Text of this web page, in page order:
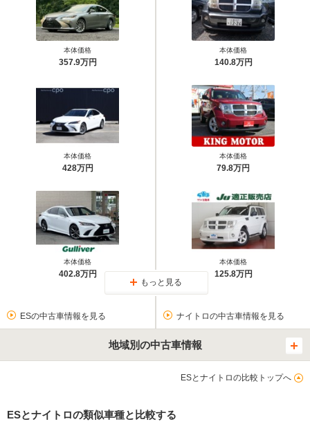
本体価格
357.9万円
本体価格
428万円
本体価格
402.8万円
本体価格
140.8万円
本体価格
79.8万円
本体価格
125.8万円
もっと見る
ESの中古車情報を見る ナイトロの中古車情報を見る
地域別の中古車情報
ESとナイトロの比較トップへ
ESとナイトロの類似車種と比較する